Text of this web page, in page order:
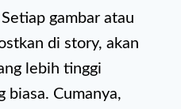
gambar atau
di story, akan
lebih tinggi
biasa. Cumanya,